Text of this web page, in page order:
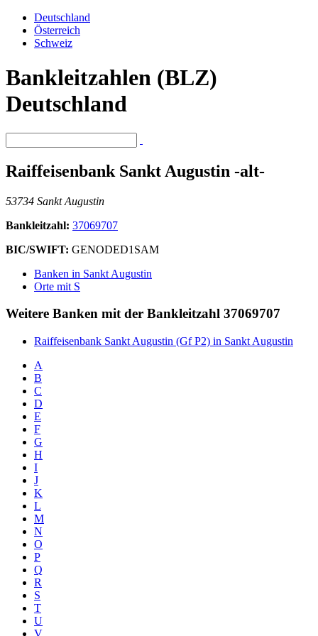
Deutschland
Österreich
Schweiz
Bankleitzahlen (BLZ)
Deutschland
Raiffeisenbank Sankt Augustin -alt-
53734 Sankt Augustin
Bankleitzahl: 37069707
BIC/SWIFT: GENODED1SAM
Banken in Sankt Augustin
Orte mit S
Weitere Banken mit der Bankleitzahl 37069707
Raiffeisenbank Sankt Augustin (Gf P2) in Sankt Augustin
A
B
C
D
E
F
G
H
I
J
K
L
M
N
O
P
Q
R
S
T
U